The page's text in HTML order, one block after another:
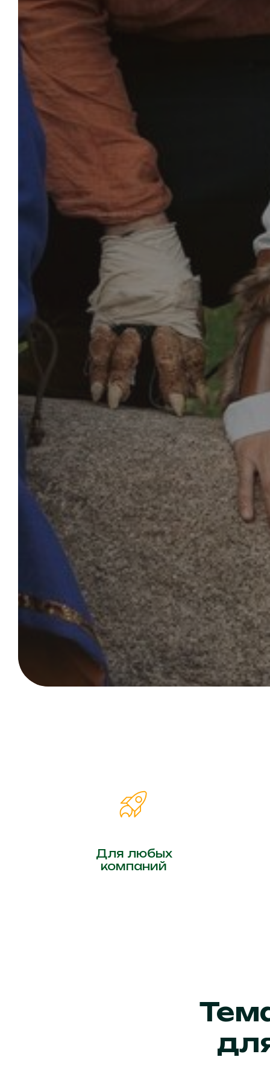
Для любых
компаний